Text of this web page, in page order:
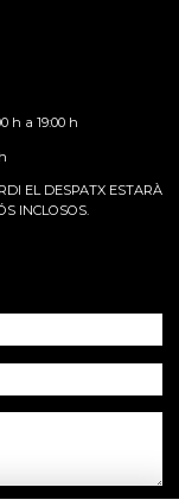
h a 19:00 h
EL DESPATX ESTARÀ
INCLOSOS.